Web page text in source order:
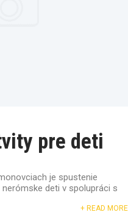
pre deti
je spustenie
deti v spolupráci s
+ READ MORE